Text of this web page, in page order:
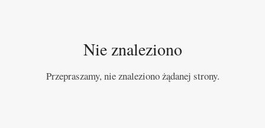
Nie znaleziono
Przepraszamy, nie znaleziono żądanej strony.